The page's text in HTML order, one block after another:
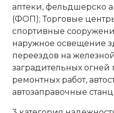
аптеки, фельдшерско
(ФОП); Торговые
спортивные
наружное освещение
переездов на
заградительных
ремонтных работ,
автозаправочные